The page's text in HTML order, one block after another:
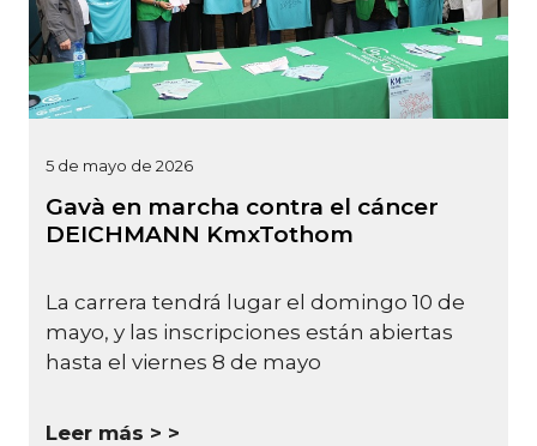
5 de mayo de 2026
Gavà en marcha contra el cáncer
DEICHMANN KmxTothom
La carrera tendrá lugar el domingo 10 de
mayo, y las inscripciones están abiertas
hasta el viernes 8 de mayo
Leer más >